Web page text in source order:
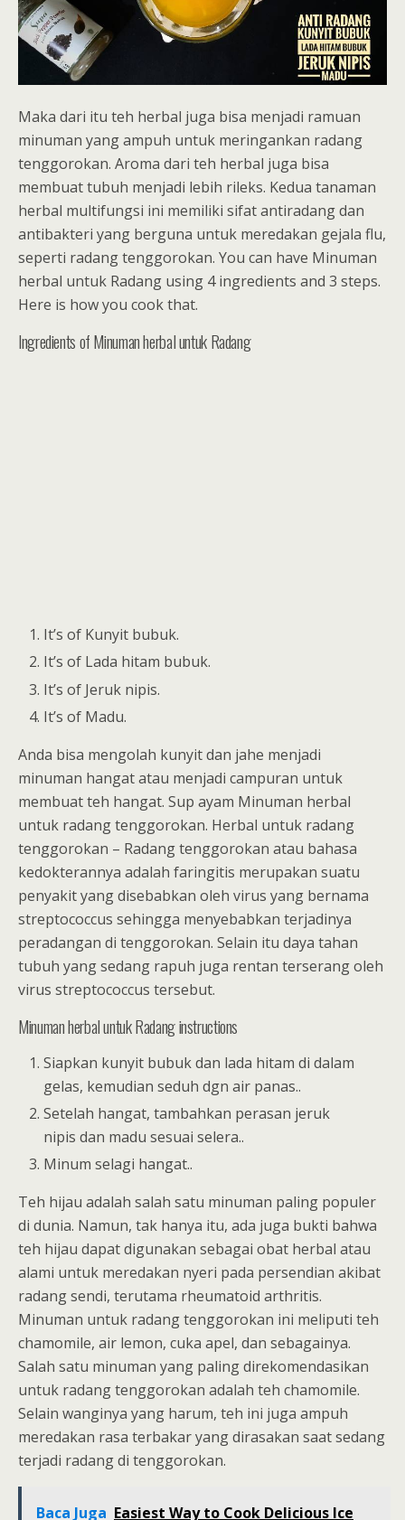
Maka dari itu teh herbal juga bisa menjadi ramuan
minuman yang ampuh untuk meringankan radang
tenggorokan. Aroma dari teh herbal juga bisa
membuat tubuh menjadi lebih rileks. Kedua tanaman
herbal multifungsi ini memiliki sifat antiradang dan
antibakteri yang berguna untuk meredakan gejala flu,
seperti radang tenggorokan. You can have Minuman
herbal untuk Radang using 4 ingredients and 3 steps.
Here is how you cook that.
Ingredients of Minuman herbal untuk Radang
It’s of Kunyit bubuk.
It’s of Lada hitam bubuk.
It’s of Jeruk nipis.
It’s of Madu.
Anda bisa mengolah kunyit dan jahe menjadi
minuman hangat atau menjadi campuran untuk
membuat teh hangat. Sup ayam Minuman herbal
untuk radang tenggorokan. Herbal untuk radang
tenggorokan – Radang tenggorokan atau bahasa
kedokterannya adalah faringitis merupakan suatu
penyakit yang disebabkan oleh virus yang bernama
streptococcus sehingga menyebabkan terjadinya
peradangan di tenggorokan. Selain itu daya tahan
tubuh yang sedang rapuh juga rentan terserang oleh
virus streptococcus tersebut.
Minuman herbal untuk Radang instructions
Siapkan kunyit bubuk dan lada hitam di dalam
gelas, kemudian seduh dgn air panas..
Setelah hangat, tambahkan perasan jeruk
nipis dan madu sesuai selera..
Minum selagi hangat..
Teh hijau adalah salah satu minuman paling populer
di dunia. Namun, tak hanya itu, ada juga bukti bahwa
teh hijau dapat digunakan sebagai obat herbal atau
alami untuk meredakan nyeri pada persendian akibat
radang sendi, terutama rheumatoid arthritis.
Minuman untuk radang tenggorokan ini meliputi teh
chamomile, air lemon, cuka apel, dan sebagainya.
Salah satu minuman yang paling direkomendasikan
untuk radang tenggorokan adalah teh chamomile.
Selain wanginya yang harum, teh ini juga ampuh
meredakan rasa terbakar yang dirasakan saat sedang
terjadi radang di tenggorokan.
Baca Juga Easiest Way to Cook Delicious Ice